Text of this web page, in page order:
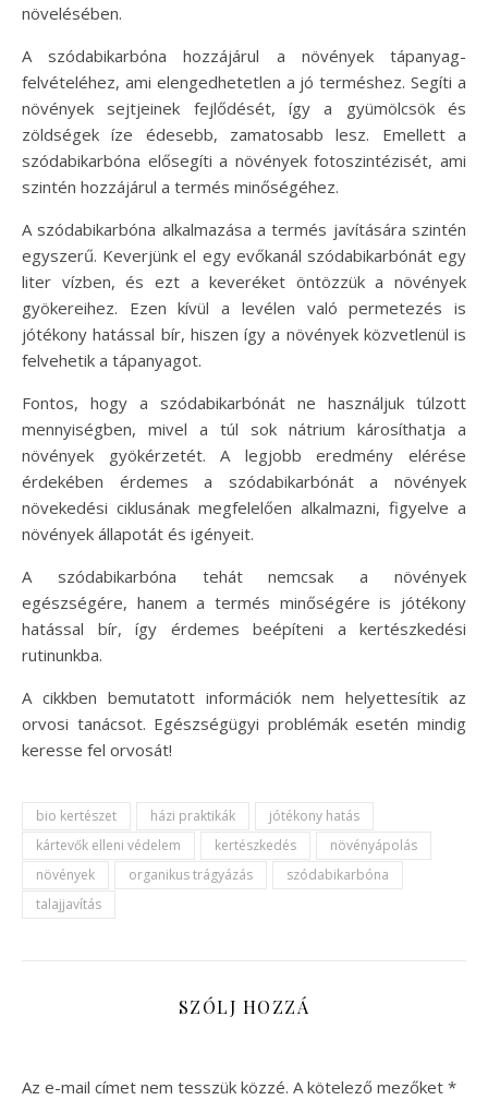
növelésében.
A szódabikarbóna hozzájárul a növények tápanyag-
felvételéhez, ami elengedhetetlen a jó terméshez. Segíti a
növények sejtjeinek fejlődését, így a gyümölcsök és
zöldségek íze édesebb, zamatosabb lesz. Emellett a
szódabikarbóna elősegíti a növények fotoszintézisét, ami
szintén hozzájárul a termés minőségéhez.
A szódabikarbóna alkalmazása a termés javítására szintén
egyszerű. Keverjünk el egy evőkanál szódabikarbónát egy
liter vízben, és ezt a keveréket öntözzük a növények
gyökereihez. Ezen kívül a levélen való permetezés is
jótékony hatással bír, hiszen így a növények közvetlenül is
felvehetik a tápanyagot.
Fontos, hogy a szódabikarbónát ne használjuk túlzott
mennyiségben, mivel a túl sok nátrium károsíthatja a
növények gyökérzetét. A legjobb eredmény elérése
érdekében érdemes a szódabikarbónát a növények
növekedési ciklusának megfelelően alkalmazni, figyelve a
növények állapotát és igényeit.
A szódabikarbóna tehát nemcsak a növények
egészségére, hanem a termés minőségére is jótékony
hatással bír, így érdemes beépíteni a kertészkedési
rutinunkba.
A cikkben bemutatott információk nem helyettesítik az
orvosi tanácsot. Egészségügyi problémák esetén mindig
keresse fel orvosát!
bio kertészet házi praktikák
jótékony hatás
kártevők elleni védelem
kertészkedés
növényápolás
növények
organikus trágyázás
szódabikarbóna
talajjavítás
SZÓLJ HOZZÁ
Az e-mail címet nem tesszük közzé. A kötelező mezőket *